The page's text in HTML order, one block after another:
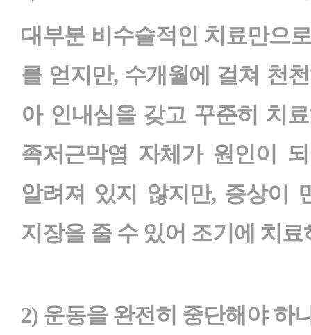
대부분 비수술적인 치료만으
를 얻지만, 수개월에 걸쳐 천
아 인내심을 갖고 꾸준히 치
족저근막염 자체가 원인이
알려져 있지 않지만, 증상이
지장을 줄 수 있어 조기에 치
2) 운동을 완전히 중단해야 하